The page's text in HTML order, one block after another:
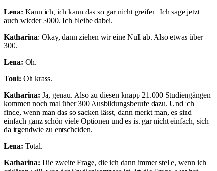
Lena: Kann ich, ich kann das so gar nicht greifen. Ich sage jetzt
auch wieder 3000. Ich bleibe dabei.
Katharina: Okay, dann ziehen wir eine Null ab. Also etwas über
300.
Lena: Oh.
Toni: Oh krass.
Katharina: Ja, genau. Also zu diesen knapp 21.000 Studiengängen
kommen noch mal über 300 Ausbildungsberufe dazu. Und ich
finde, wenn man das so sacken lässt, dann merkt man, es sind
einfach ganz schön viele Optionen und es ist gar nicht einfach, sich
da irgendwie zu entscheiden.
Lena: Total.
Katharina: Die zweite Frage, die ich dann immer stelle, wenn ich